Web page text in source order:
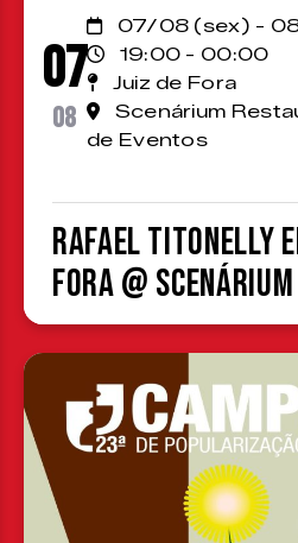
07
08
07/08 (sex) -
19:00 - 00:00
Juiz de Fora
Scenárium
de Eventos
Rafael Titonelly
Fora @ Scenárium